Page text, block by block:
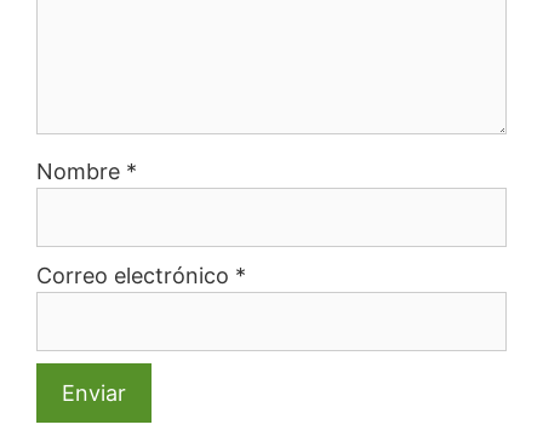
Nombre *
Correo electrónico *